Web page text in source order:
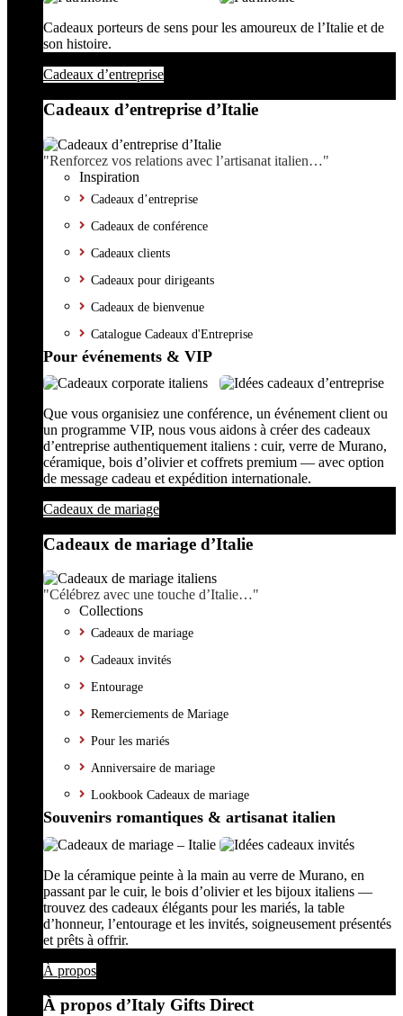
Cadeaux porteurs de sens pour les amoureux de l’Italie et de
son histoire.
Cadeaux d’entreprise
Cadeaux d’entreprise d’Italie
"Renforcez vos relations avec l’artisanat italien…"
Inspiration
Cadeaux d’entreprise
Cadeaux de conférence
Cadeaux clients
Cadeaux pour dirigeants
Cadeaux de bienvenue
Catalogue Cadeaux d'Entreprise
Pour événements & VIP
Que vous organisiez une conférence, un événement client ou
un programme VIP, nous vous aidons à créer des cadeaux
d’entreprise authentiquement italiens : cuir, verre de Murano,
céramique, bois d’olivier et coffrets premium — avec option
de message cadeau et expédition internationale.
Cadeaux de mariage
Cadeaux de mariage d’Italie
"Célébrez avec une touche d’Italie…"
Collections
Cadeaux de mariage
Cadeaux invités
Entourage
Remerciements de Mariage
Pour les mariés
Anniversaire de mariage
Lookbook Cadeaux de mariage
Souvenirs romantiques & artisanat italien
De la céramique peinte à la main au verre de Murano, en
passant par le cuir, le bois d’olivier et les bijoux italiens —
trouvez des cadeaux élégants pour les mariés, la table
d’honneur, l’entourage et les invités, soigneusement présentés
et prêts à offrir.
À propos
À propos d’Italy Gifts Direct